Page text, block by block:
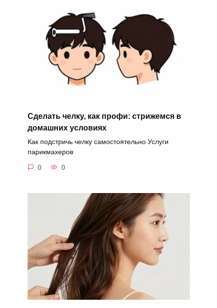
Сделать челку, как профи: стрижемся в
домашних условиях
Как подстричь челку самостоятельно Услуги
парикмахеров
0 0